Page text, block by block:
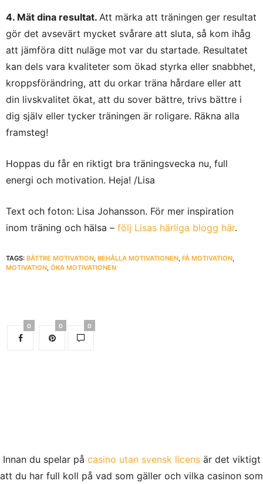
4. Mät dina resultat. Att märka att träningen ger resultat
gör det avsevärt mycket svårare att sluta, så kom ihåg
att jämföra ditt nuläge mot var du startade. Resultatet
kan dels vara kvaliteter som ökad styrka eller snabbhet,
kroppsförändring, att du orkar träna hårdare eller att
din livskvalitet ökat, att du sover bättre, trivs bättre i
dig själv eller tycker träningen är roligare. Räkna alla
framsteg!
Hoppas du får en riktigt bra träningsvecka nu, full
energi och motivation. Heja! /Lisa
Text och foton: Lisa Johansson. För mer inspiration
inom träning och hälsa – följ Lisas härliga blogg här.
TAGS: BÄTTRE MOTIVATION, BEHÅLLA MOTIVATIONEN, FÅ MOTIVATION,
MOTIVATION, ÖKA MOTIVATIONEN
0 0 0
Innan du spelar på casino utan svensk licensär det viktigt
att du har full koll på vad som gäller och vilka casinon som